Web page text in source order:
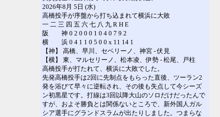
2026年8月 5日 (水)
高橋投手が序盤から打ち込まれて横浜に大敗
一 二 三 四 五 六 七 八 九 R H E
阪 神 0 2 0 0 0 1 0 4 0 7 9 2
横 浜 0 4 1 1 0 5 0 0 x 11 14 1
【神】 高橋、早川、セベリーノ、神宮 - 伏見
【横】 東、マルセリーノ、松本凌、伊勢 - 松尾、戸柱
高橋投手が打たれて、横浜に大敗でした。
先発高橋投手は2回に先制点をもらった直後、ツーラン2
発を浴びて早々に逆転され、その後も失点して今シーズ
ン初黒星です。打線は3回以降大山のソロだけだったんで
すが、およそ勝負とは関係ないところで、新外国人ガル
シア選手にグランドスラムが出たりしました。つまらな